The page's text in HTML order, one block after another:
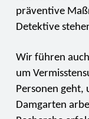
präventive
Detektive
Wir führen
um
Personen geht,
Damgarten